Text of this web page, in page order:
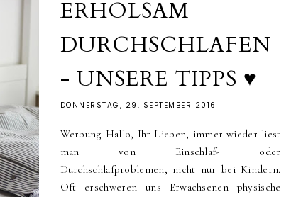
ERHOLSAM
DURCHSCHLAFEN
- UNSERE TIPPS ♥
DONNERSTAG, 29. SEPTEMBER 2016
Werbung Hallo, Ihr Lieben, immer wieder liest
man von Einschlaf- oder
Durchschlafproblemen, nicht nur bei Kindern.
Oft erschweren uns Erwachsenen physische